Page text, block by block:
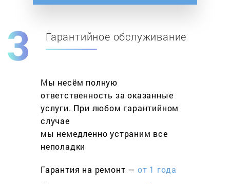
Гарантийное обслуживание
Мы несём полную
ответственность за оказанные
услуги. При любом гарантийном
cлучае
мы немедленно устраним все
неполадки
Гарантия на ремонт — от 1 года